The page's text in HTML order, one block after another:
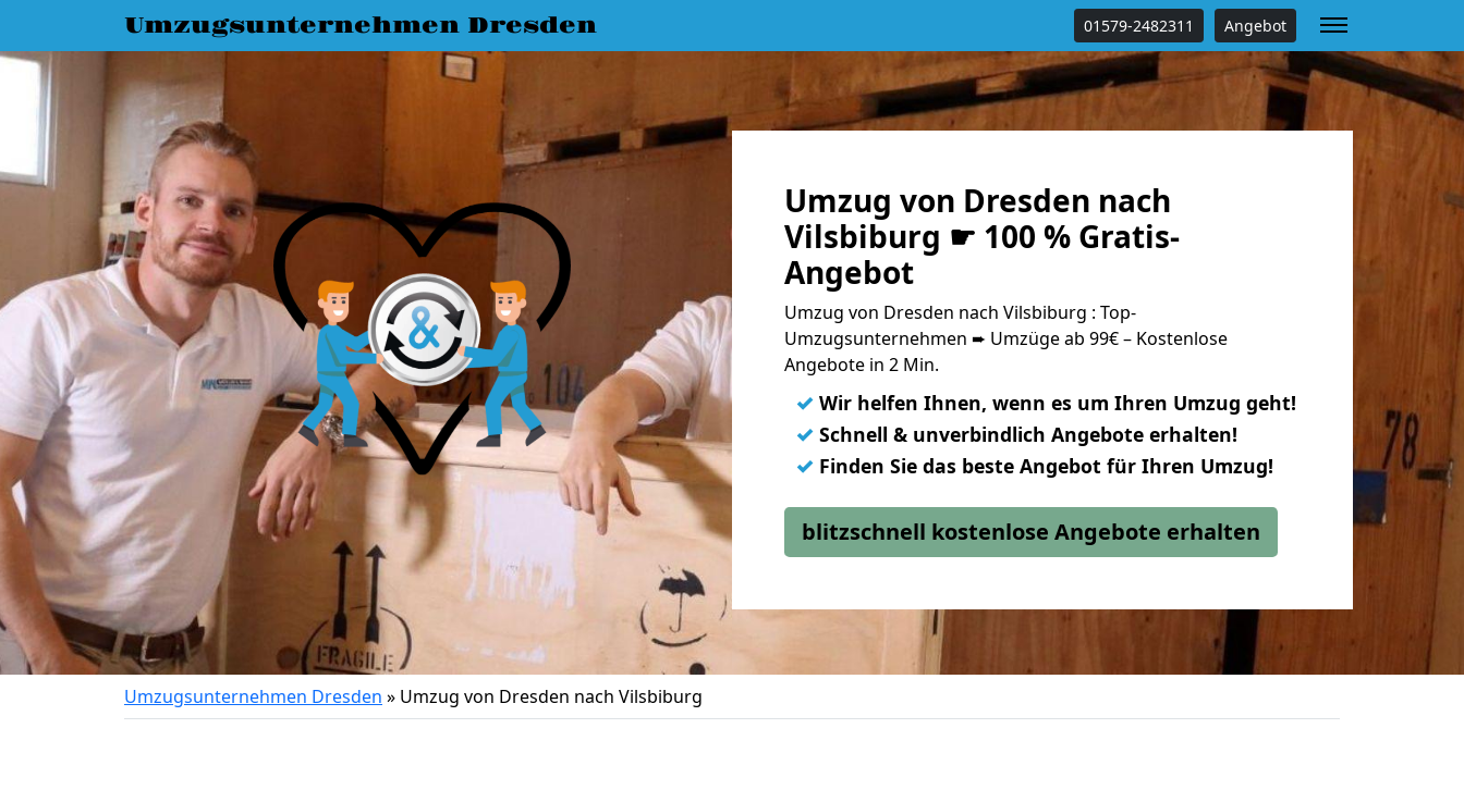
Umzugsunternehmen Dresden 01579-2482311 Angebot
Umzug von Dresden nach
Vilsbiburg ☛ 100 % Gratis-
Angebot
Umzug von Dresden nach Vilsbiburg : Top-
Umzugsunternehmen ➨ Umzüge ab 99€ – Kostenlose
Angebote in 2 Min.
✓ Wir helfen Ihnen, wenn es um Ihren Umzug geht!
✓ Schnell & unverbindlich Angebote erhalten!
✓ Finden Sie das beste Angebot für Ihren Umzug!
blitzschnell kostenlose Angebote erhalten
Umzugsunternehmen Dresden » Umzug von Dresden nach Vilsbiburg